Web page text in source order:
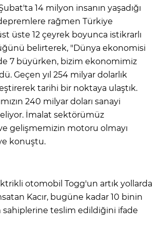
14 milyon insanın yaşadığı
rağmen Türkiye
üste 12 çeyrek boyunca istikrarlı
belirterek, "Dünya ekonomisi
7 büyürken, bizim ekonomimiz
Geçen yıl 254 milyar dolarlık
tarihi bir noktaya ulaştık.
240 milyar doları sanayi
İmalat sektörümüz
gelişmemizin motoru olmayı
konuştu.
otomobil Togg'un artık yollarda
Kacır, bugüne kadar 10 binin
sahiplerine teslim edildiğini ifade